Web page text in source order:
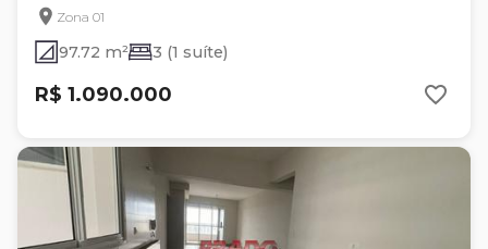
Zona 01
97.72 m² 3 (1 suíte)
R$ 1.090.000